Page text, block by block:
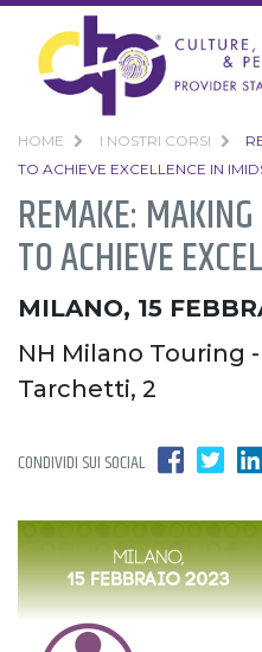
HOME I NOSTRI CORSI
TO ACHIEVE EXCELLENCE IN
REMAKE:
TO ACHIEVE
MILANO, 15
NH Milano Touring
Tarchetti, 2
CONDIVIDI SUI SOCIAL